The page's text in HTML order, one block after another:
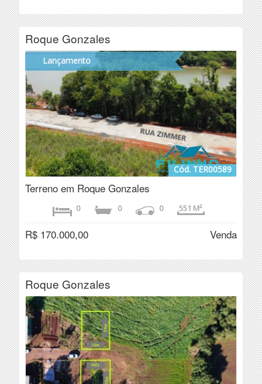
Roque Gonzales
Lançamento
Cód. TER00589
Terreno em Roque Gonzales
0 0 0 551 M²
R$ 170.000,00 Venda
Roque Gonzales